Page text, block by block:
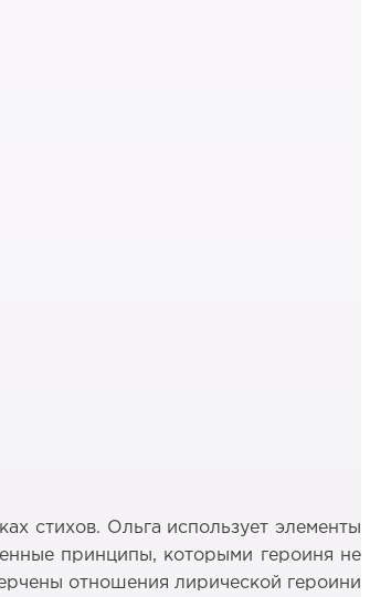
стихов. Ольга использует элементы
принципы, которыми героиня не
отношения лирической героини